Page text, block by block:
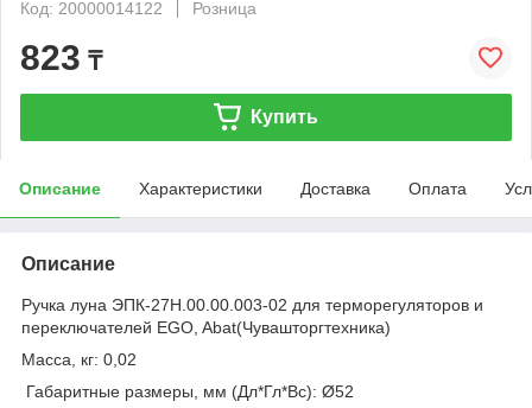
Код: 20000014122
Розница
823 ₸
Купить
Описание Характеристики Доставка Оплата
Описание
Ручка луна ЭПК-27Н.00.00.003-02 для терморегуляторов и
переключателей EGO, Abat(Чувашторгтехника)
Масса, кг: 0,02
Габаритные размеры, мм (Дл*Гл*Вс): Ø52